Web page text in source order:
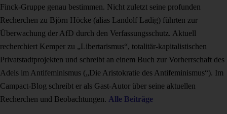
Finck-Gruppe genau bestimmen. Nicht zuletzt seine profunden
Recherchen zu Björn Höcke (alias Landolf Ladig) führten zur
Überwachung der AfD durch den Verfassungsschutz. Aktuell
recherchiert Kemper zu „Libertarismus“, totalitär-kapitalistischen
Privatstadtprojekten und schreibt an einem Buch zur Vorherrschaft des
Adels im Antifeminismus („Die Aristokratie des Antifeminismus“). Im
Campact-Blog schreibt er als Gast-Autor über seine aktuellen
Recherchen und Beobachtungen. Alle Beiträge